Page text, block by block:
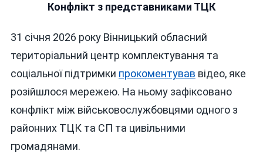
Конфлікт з представниками ТЦК
31 січня 2026 року Вінницький обласний
територіальний центр комплектування та
соціальної підтримки прокоментував відео, яке
розійшлося мережею. На ньому зафіксовано
конфлікт між військовослужбовцями одного з
районних ТЦК та СП та цивільними
громадянами.